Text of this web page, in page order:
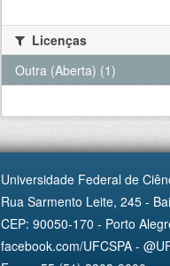
Licenças
Outra (Aberta) (1)
Universidade Federal de
Rua Sarmento Leite, 245 -
CEP: 90050-170 - Porto
facebook.com/UFCSPA -